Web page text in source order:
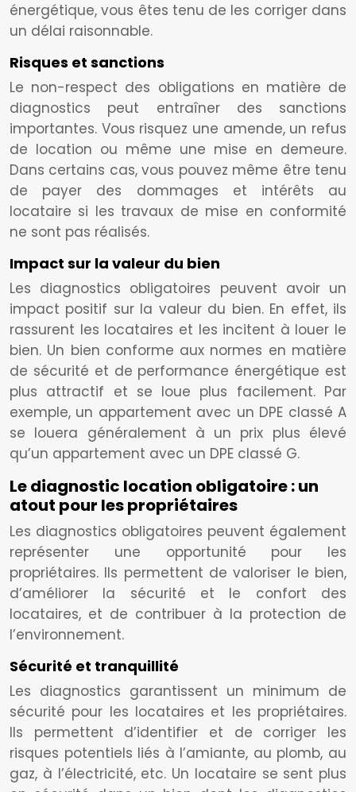
énergétique, vous êtes tenu de les corriger dans
un délai raisonnable.
Risques et sanctions
Le non-respect des obligations en matière de
diagnostics peut entraîner des sanctions
importantes. Vous risquez une amende, un refus
de location ou même une mise en demeure.
Dans certains cas, vous pouvez même être tenu
de payer des dommages et intérêts au
locataire si les travaux de mise en conformité
ne sont pas réalisés.
Impact sur la valeur du bien
Les diagnostics obligatoires peuvent avoir un
impact positif sur la valeur du bien. En effet, ils
rassurent les locataires et les incitent à louer le
bien. Un bien conforme aux normes en matière
de sécurité et de performance énergétique est
plus attractif et se loue plus facilement. Par
exemple, un appartement avec un DPE classé A
se louera généralement à un prix plus élevé
qu’un appartement avec un DPE classé G.
Le diagnostic location obligatoire : un
atout pour les propriétaires
Les diagnostics obligatoires peuvent également
représenter une opportunité pour les
propriétaires. Ils permettent de valoriser le bien,
d’améliorer la sécurité et le confort des
locataires, et de contribuer à la protection de
l’environnement.
Sécurité et tranquillité
Les diagnostics garantissent un minimum de
sécurité pour les locataires et les propriétaires.
Ils permettent d’identifier et de corriger les
risques potentiels liés à l’amiante, au plomb, au
gaz, à l’électricité, etc. Un locataire se sent plus